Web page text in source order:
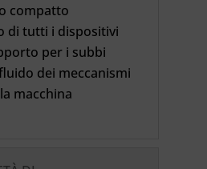
compatto
di tutti i dispositivi
per i subbi
dei meccanismi
macchina